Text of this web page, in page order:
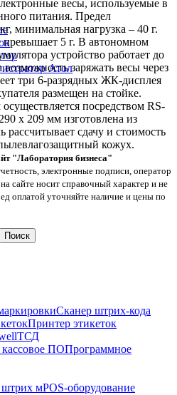
Атол
весы, используемые в
питания. Предел
минимальная нагрузка – 40 г.
превышает 5 г. В автономном
устройство работает до
заряжать весы через
три 6-разрядных ЖК-дисплея
размещен на стойке.
посредством RS-
х 209 мм изготовлена из
сдачу и стоимость
кожух.
"Лаборатория бизнеса"
электронные подписи, оператор
сайте носит справочный характер и не
оплатой уточняйте наличие и цены по
Поиск
Сканер штрих-кода
Принтер этикеток
ТСД
Программное
POS-оборудование